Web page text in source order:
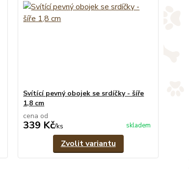
Svítící pevný obojek se srdíčky - šíře
1,8 cm
cena od
339 Kč/ks skladem
Zvolit variantu